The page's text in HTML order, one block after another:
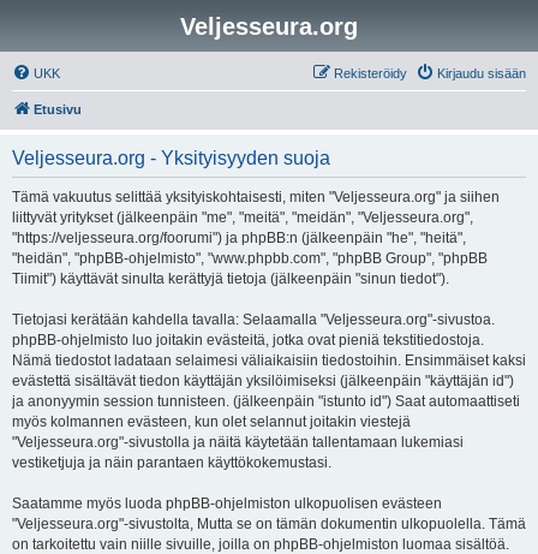
Veljesseura.org
UKK Kirjaudu sisään
Rekisteröidy
Etusivu
Veljesseura.org - Yksityisyyden suoja
Tämä vakuutus selittää yksityiskohtaisesti, miten "Veljesseura.org" ja siihen
liittyvät yritykset (jälkeenpäin "me", "meitä", "meidän", "Veljesseura.org",
"https://veljesseura.org/foorumi") ja phpBB:n (jälkeenpäin "he", "heitä",
"heidän", "phpBB-ohjelmisto", "www.phpbb.com", "phpBB Group", "phpBB
Tiimit") käyttävät sinulta kerättyjä tietoja (jälkeenpäin "sinun tiedot").
Tietojasi kerätään kahdella tavalla: Selaamalla "Veljesseura.org"-sivustoa.
phpBB-ohjelmisto luo joitakin evästeitä, jotka ovat pieniä tekstitiedostoja.
Nämä tiedostot ladataan selaimesi väliaikaisiin tiedostoihin. Ensimmäiset kaksi
evästettä sisältävät tiedon käyttäjän yksilöimiseksi (jälkeenpäin "käyttäjän id")
ja anonyymin session tunnisteen. (jälkeenpäin "istunto id") Saat automaattiseti
myös kolmannen evästeen, kun olet selannut joitakin viestejä
"Veljesseura.org"-sivustolla ja näitä käytetään tallentamaan lukemiasi
vestiketjuja ja näin parantaen käyttökokemustasi.
Saatamme myös luoda phpBB-ohjelmiston ulkopuolisen evästeen
"Veljesseura.org"-sivustolta, Mutta se on tämän dokumentin ulkopuolella. Tämä
on tarkoitettu vain niille sivuille, joilla on phpBB-ohjelmiston luomaa sisältöä.